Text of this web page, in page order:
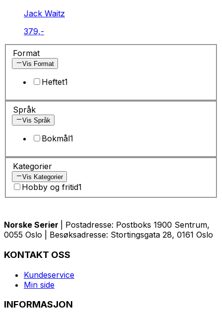
Jack Waitz
379,-
Format
Vis Format
Heftet1
Språk
Vis Språk
Bokmål1
Kategorier
Vis Kategorier
Hobby og fritid1
Norske Serier
| Postadresse: Postboks 1900 Sentrum,
0055 Oslo | Besøksadresse: Stortingsgata 28, 0161 Oslo
KONTAKT OSS
Kundeservice
Min side
INFORMASJON